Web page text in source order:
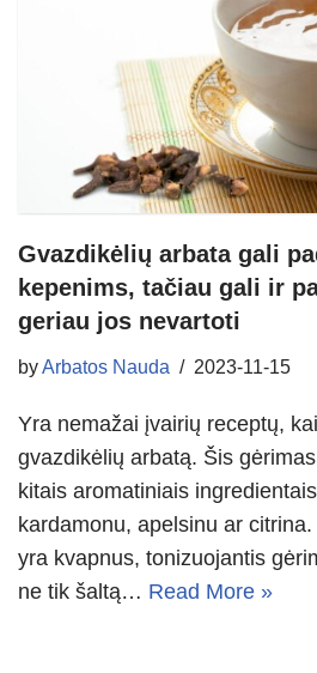
Gvazdikėlių arbata gali
kepenims, tačiau gali ir
geriau jos nevartoti
byArbatos Nauda 2023-11-15
Yra nemažai įvairių receptų,
gvazdikėlių arbatą. Šis
kitais aromatiniais
kardamonu, apelsinu ar
yra kvapnus, tonizuojantis
ne tik šaltą… Read More »